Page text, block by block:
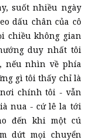
suốt nhiều ngày
dấu chân của cô
chiều không gian
duy nhất tôi
nếu nhìn về phía
gì tôi thấy chỉ là
nơi chính tôi - vẫn
nua - cứ lê la tới
đến khi một cú
dứt mọi chuyển